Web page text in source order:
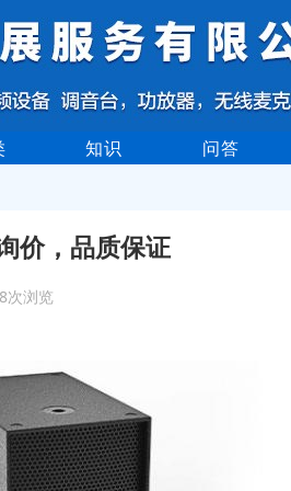
知识 问答
价，品质保证
次浏览